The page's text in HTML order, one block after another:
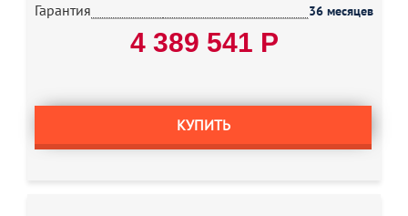
Гарантия 36 месяцев
4 389 541 Р
КУПИТЬ